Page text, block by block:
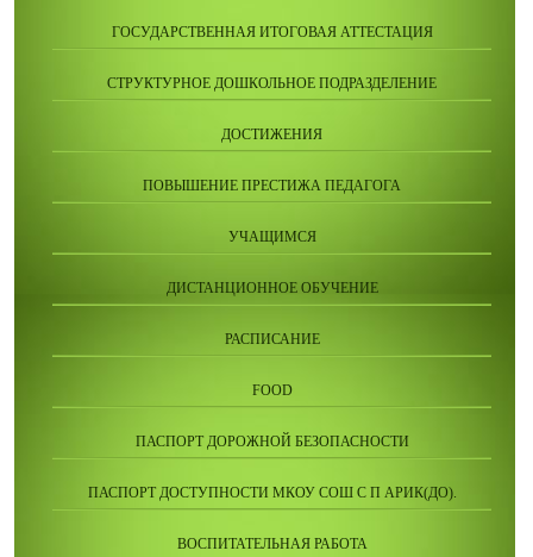
ГОСУДАРСТВЕННАЯ ИТОГОВАЯ АТТЕСТАЦИЯ
СТРУКТУРНОЕ ДОШКОЛЬНОЕ ПОДРАЗДЕЛЕНИЕ
ДОСТИЖЕНИЯ
ПОВЫШЕНИЕ ПРЕСТИЖА ПЕДАГОГА
УЧАЩИМСЯ
ДИСТАНЦИОННОЕ ОБУЧЕНИЕ
РАСПИСАНИЕ
FOOD
ПАСПОРТ ДОРОЖНОЙ БЕЗОПАСНОСТИ
ПАСПОРТ ДОСТУПНОСТИ МКОУ СОШ С П АРИК(ДО).
ВОСПИТАТЕЛЬНАЯ РАБОТА